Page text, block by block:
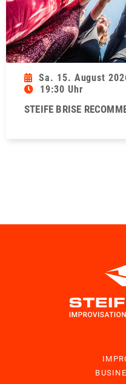
Sa. 15. August
19:30 Uhr
STEIFE BRISE